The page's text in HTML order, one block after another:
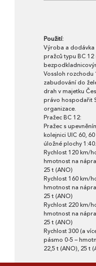
Použití:
Výroba a
pražců typu BC 12
Vossloh rozchodu
zabudování do
drah v majetku
právo hospodařit
organizace.
Pražec BC 12:
Pražec s
kolejnici UIC 60,
úložné plochy 1:40.
Rychlost 120 km/
hmotnost na
25 t (ANO)
Rychlost 160 km/
hmotnost na
25 t (ANO)
Rychlost 220 km/
hmotnost na
25 t (ANO)
Rychlost 300 (a
pásmo 0-5 –
22,5 t (ANO), 25 t